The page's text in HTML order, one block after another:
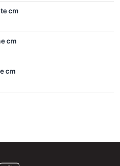
cm
cm
cm